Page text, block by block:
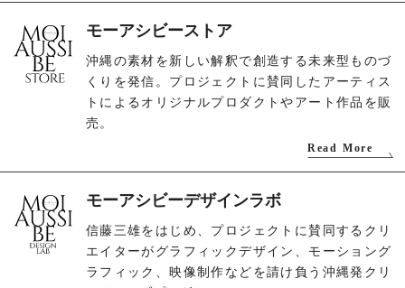
モーアシビーストア
沖縄の素材を新しい解釈で創造する未来型ものづ
くりを発信。プロジェクトに賛同したアーティス
トによるオリジナルプロダクトやアート作品を販
売。
Read More
モーアシビーデザインラボ
信藤三雄をはじめ、プロジェクトに賛同するクリ
エイターがグラフィックデザイン、モーショング
ラフィック、映像制作などを請け負う沖縄発クリ